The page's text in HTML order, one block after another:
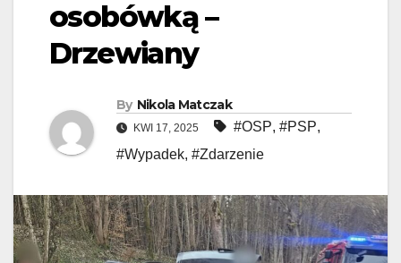
osobówką –
Drzewiany
By Nikola Matczak
KWI 17, 2025 #OSP, #PSP,
#Wypadek, #Zdarzenie